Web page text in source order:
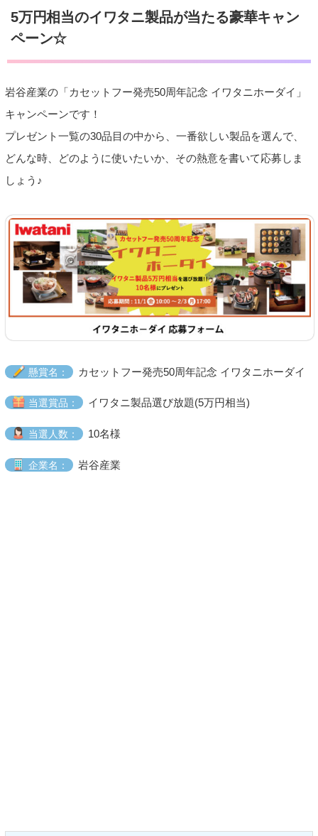
5万円相当のイワタニ製品が当たる豪華キャン
ペーン☆
岩谷産業の「カセットフー発売50周年記念 イワタニホーダイ」
キャンペーンです！
プレゼント一覧の30品目の中から、一番欲しい製品を選んで、
どんな時、どのように使いたいか、その熱意を書いて応募しま
しょう♪
懸賞名： カセットフー発売50周年記念 イワタニホーダイ
当選賞品： イワタニ製品選び放題(5万円相当)
当選人数： 10名様
企業名： 岩谷産業